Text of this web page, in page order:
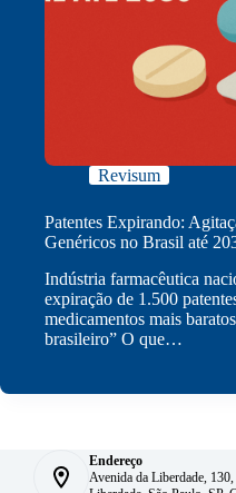
Revisum
Patentes Expirando:
Genéricos no Brasil até
Indústria farmacêutica
expiração de 1.500
medicamentos mais
brasileiro” O que…
Endereço
Avenida da Liberdade, 130,